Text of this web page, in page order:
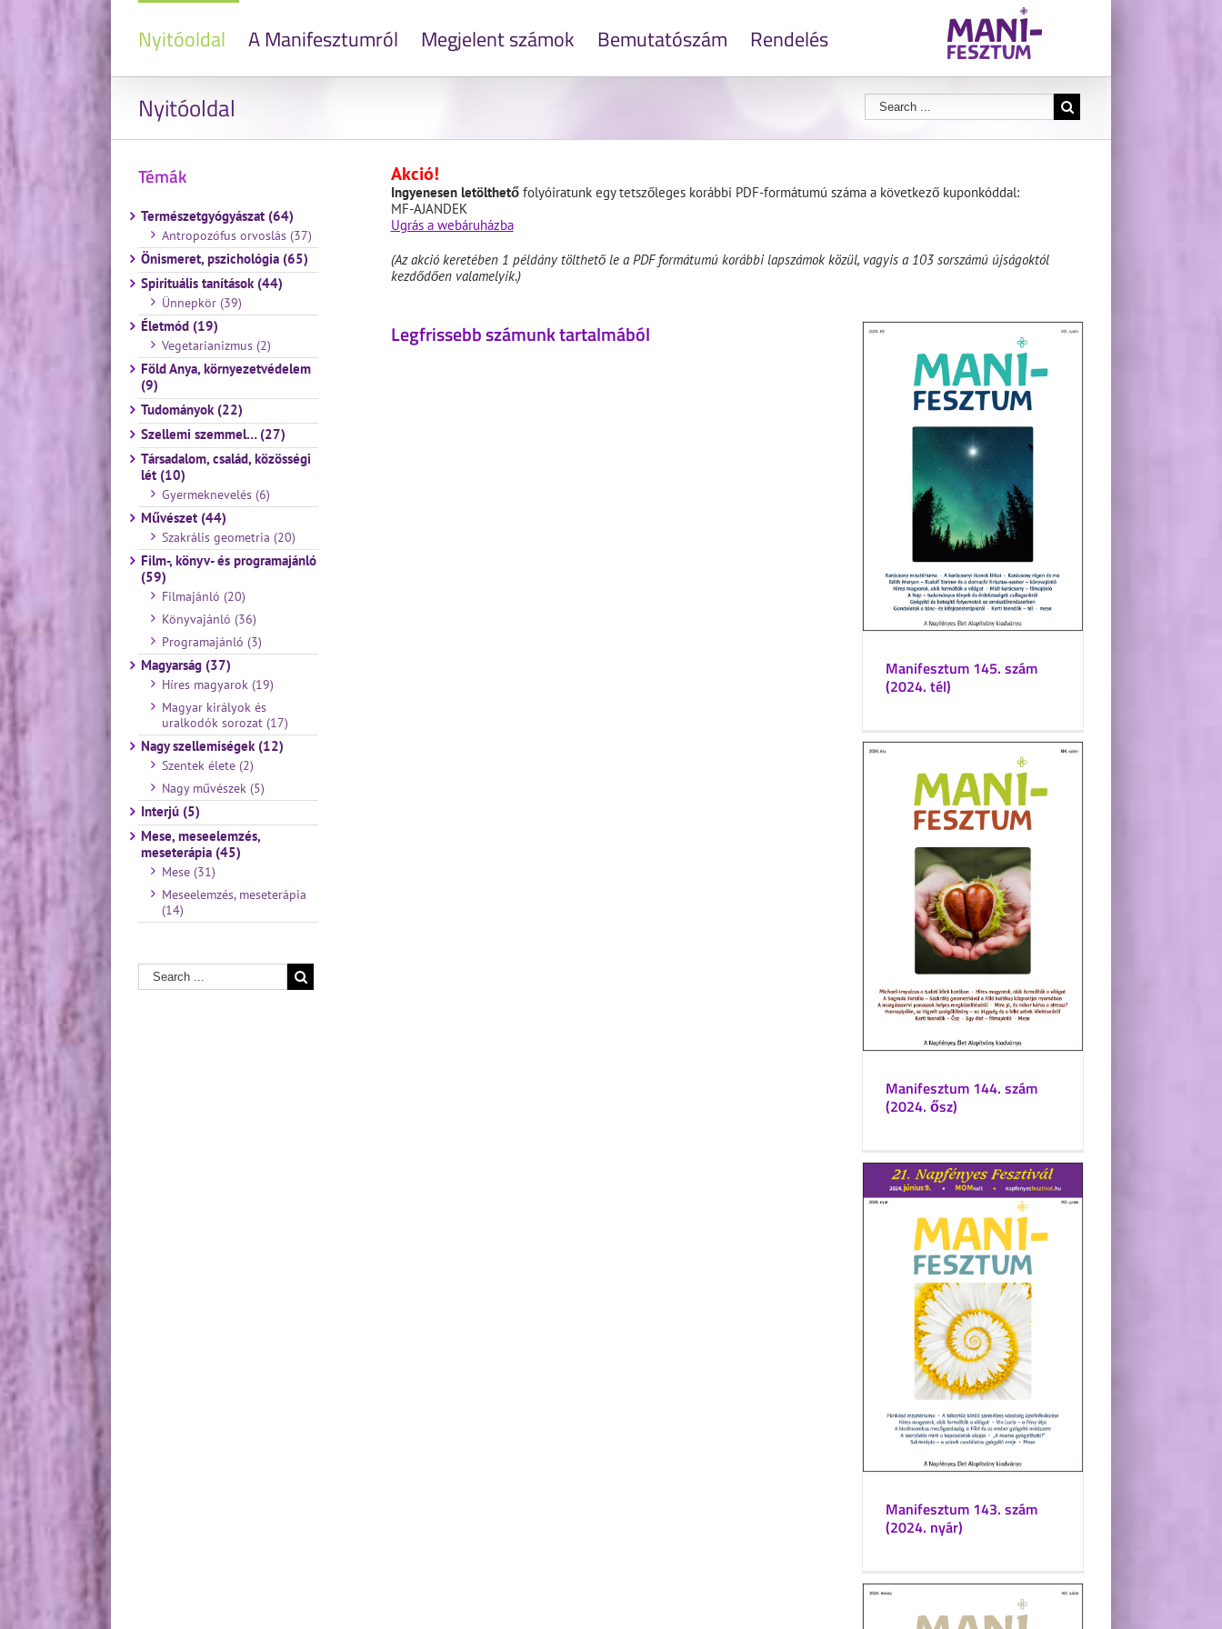
Nyitóoldal A Manifesztumról Megjelent számok Bemutatószám Rendelés
Nyitóoldal
Akció!
Ingyenesen letölthetőfolyóiratunk egy tetszőleges korábbi PDF-formátumú száma a következő kuponkóddal:
MF-AJANDEK
Ugrás a webáruházba
(Az akció keretében 1 példány tölthető le a PDF formátumú korábbi lapszámok közül, vagyis a 103 sorszámú újságoktól
kezdődően valamelyik.)
Legfrissebb számunk tartalmából
Manifesztum 145. szám
(2024. tél)
Manifesztum 144. szám
(2024. ősz)
Manifesztum 143. szám
(2024. nyár)
Témák
Természetgyógyászat (64)
Antropozófus orvoslás (37)
Önismeret, pszichológia (65)
Spirituális tanítások (44)
Ünnepkör (39)
Életmód (19)
Vegetarianizmus (2)
Föld Anya, környezetvédelem
(9)
Tudományok (22)
Szellemi szemmel… (27)
Társadalom, család, közösségi
lét (10)
Gyermeknevelés (6)
Művészet (44)
Szakrális geometria (20)
Film-, könyv- és programajánló
(59)
Filmajánló (20)
Könyvajánló (36)
Programajánló (3)
Magyarság (37)
Híres magyarok (19)
Magyar királyok és
uralkodók sorozat (17)
Nagy szellemiségek (12)
Szentek élete (2)
Nagy művészek (5)
Interjú (5)
Mese, meseelemzés,
meseterápia (45)
Mese (31)
Meseelemzés, meseterápia
(14)